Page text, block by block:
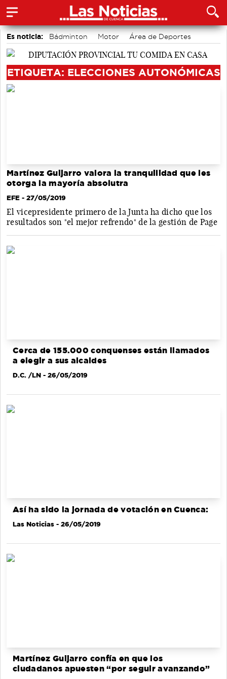
Es noticia: Bádminton Motor
Área de Deportes
Fútbol
Auditorio de Cuenca
ETIQUETA: ELECCIONES AUTONÓMICAS
Martínez Guijarro valora la tranquilidad que les
otorga la mayoría absolutra
EFE - 27/05/2019
El vicepresidente primero de la Junta ha dicho que los
resultados son "el mejor refrendo" de la gestión de Page
Cerca de 155.000 conquenses están llamados
a elegir a sus alcaldes
D.C. /LN - 26/05/2019
Así ha sido la jornada de votación en Cuenca:
Las Noticias - 26/05/2019
Martínez Guijarro confía en que los
ciudadanos apuesten “por seguir avanzando”